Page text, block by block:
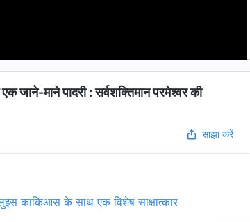
जाने-माने पादरी : सर्वशक्तिमान परमेश्वर की
साझा करें
लुइस काकिआस के साथ एक विशेष साक्षात्कार